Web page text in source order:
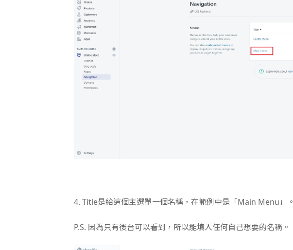
4. Title是給這個主選單一個名稱，在範例中是「Main Menu」。
P.S. 因為只有後台可以看到，所以能填入任何自己想要的名稱。